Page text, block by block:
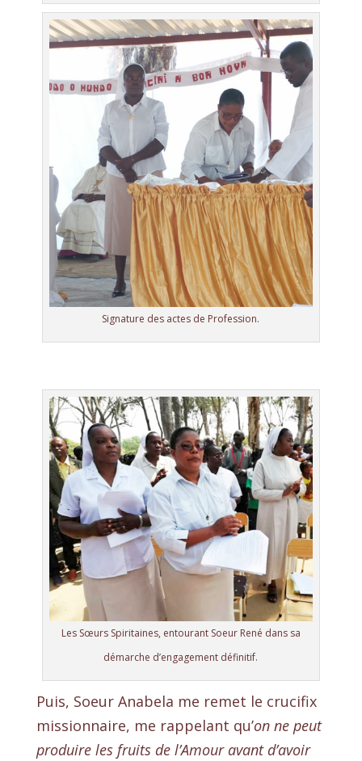
Signature des actes de Profession.
Les Sœurs Spiritaines, entourant Soeur René dans sa
démarche d’engagement définitif.
Puis, Soeur Anabela me remet le crucifix
missionnaire, me rappelant qu’on ne peut
produire les fruits de l’Amour avant d’avoir